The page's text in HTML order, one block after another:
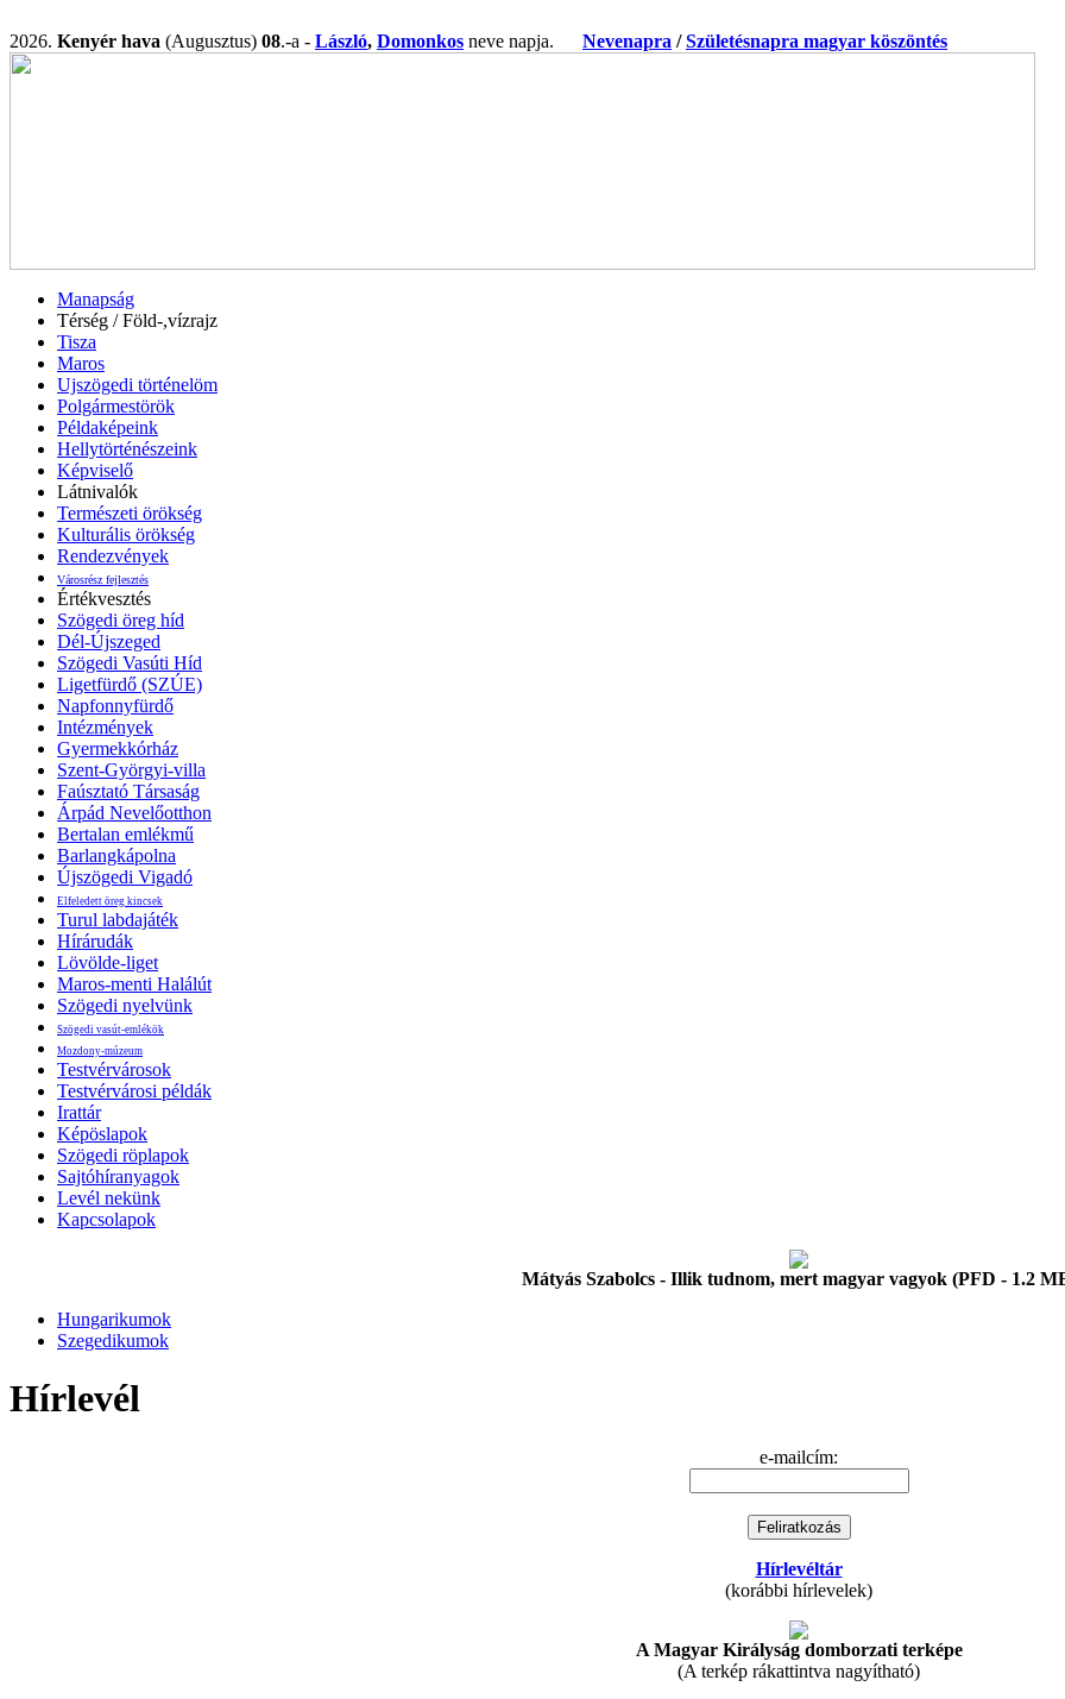
2026. Kenyér hava (Augusztus) 08.-a - László, Domonkos neve napja. Nevenapra /Születésnapra magyar köszöntés
Manapság
Térség / Föld-,vízrajz
Tisza
Maros
Ujszögedi történelöm
Polgármestörök
Példaképeink
Hellytörténészeink
Képviselő
Látnivalók
Természeti örökség
Kulturális örökség
Rendezvények
Városrész fejlesztés
Értékvesztés
Szögedi öreg híd
Dél-Újszeged
Szögedi Vasúti Híd
Ligetfürdő (SZÚE)
Napfonnyfürdő
Intézmények
Gyermekkórház
Szent-Györgyi-villa
Faúsztató Társaság
Árpád Nevelőotthon
Bertalan emlékmű
Barlangkápolna
Újszögedi Vigadó
Elfeledett öreg kincsek
Turul labdajáték
Hírárudák
Lövölde-liget
Maros-menti Halálút
Szögedi nyelvünk
Szögedi vasút-emlékök
Mozdony-múzeum
Testvérvárosok
Testvérvárosi példák
Irattár
Képöslapok
Szögedi röplapok
Sajtóhíranyagok
Levél nekünk
Kapcsolapok
Mátyás Szabolcs - Illik tudnom, mert magyar vagyok (PFD - 1.2
Hungarikumok
Szegedikumok
Hírlevél
e-mailcím:
Hírlevéltár
(korábbi hírlevelek)
A Magyar Királyság domborzati terképe
(A terkép rákattintva nagyítható)